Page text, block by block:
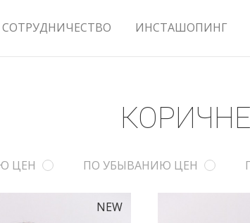
СОТРУДНИЧЕСТВО ИНСТАШОПИНГ
ЦЕН ПО УБЫВАНИЮ ЦЕН
NEW